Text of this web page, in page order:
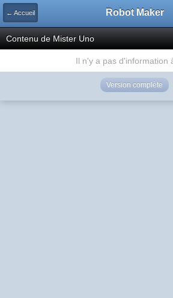
← Accueil Robot Maker
Contenu de Mister Uno
Il n'y a pas d'information
Version complète